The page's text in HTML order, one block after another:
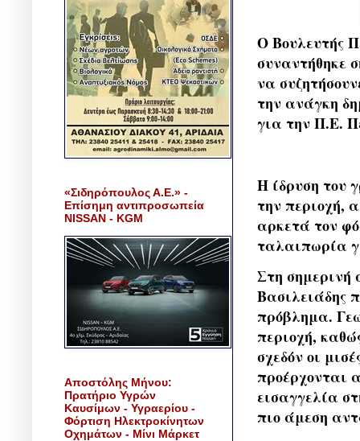
Ο Βουλευτής
συναντήθηκε
να
την ανάγκη
για την Π.Ε.
Η ίδρυση του
την περιοχή,
αρκετά τον
ταλαιπωρία
Στη σημερινή
Βασιλειάδης
πρόβλημα.
περιοχή,
σχεδόν οι
προέρχονται
εισαγγελία
πιο άμεση
«Σιδηρόπουλος Α.Ε.» -
Επίσημη αντιπροσωπεία
NISSAN - KGM
Αποστόλης Μήνου:
Πρατήριο Υγρών
Καυσίμων - Υγραερίου -
Φόρτιση Ηλεκτροκίνητων
Οχημάτων - Μίνι Μάρκετ